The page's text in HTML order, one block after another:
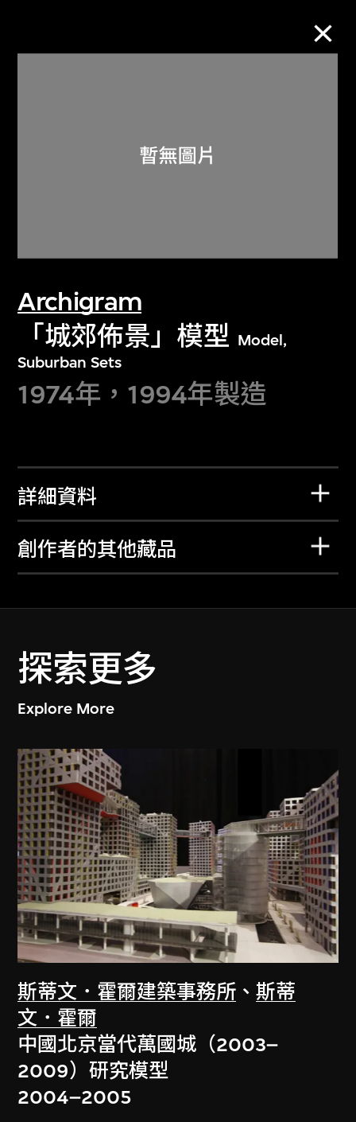
Archigram
「城郊佈景」模型 Model,
Suburban Sets
1974年，1994年製造
詳細資料
創作者的其他藏品
探索更多
Explore More
斯蒂文．霍爾建築事務所 、斯蒂
文．霍爾
中國北京當代萬國城（2003–
2009）研究模型
2004–2005
關於M+藏品
探索世界頂級的二十及二十一世紀視覺
文化藏品。